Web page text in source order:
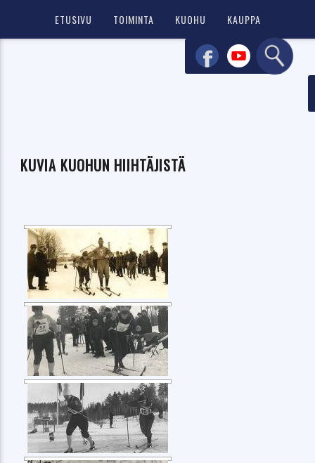
ETUSIVU TOIMINTA KUOHU KAUPPA
KUVIA KUOHUN HIIHTÄJISTÄ